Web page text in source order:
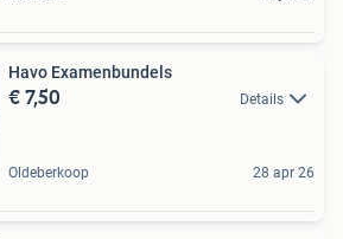
Havo Examenbundels
€ 7,50 Details
Oldeberkoop 28 apr 26